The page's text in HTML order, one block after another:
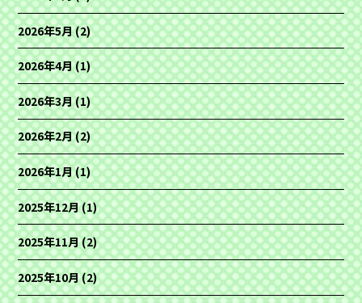
2026年5月(2)
2026年4月(1)
2026年3月(1)
2026年2月(2)
2026年1月(1)
2025年12月(1)
2025年11月(2)
2025年10月(2)